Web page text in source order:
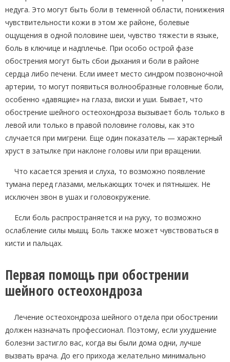
недуга. Это могут быть боли в теменной области, понижения
чувствительности кожи в этом же районе, болевые
ощущения в одной половине шеи, чувство тяжести в языке,
боль в ключице и надплечье. При особо острой фазе
обострения могут быть сбои дыхания и боли в районе
сердца либо печени. Если имеет место синдром позвоночной
артерии, то могут появиться волнообразные головные боли,
особенно «давящие» на глаза, виски и уши. Бывает, что
обострение шейного остеохондроза вызывает боль только в
левой или только в правой половине головы, как это
случается при мигрени. Еще один показатель — характерный
хруст в затылке при наклоне головы или при вращении.
Что касается зрения и слуха, то возможно появление
тумана перед глазами, мелькающих точек и пятнышек. Не
исключен звон в ушах и головокружение.
Если боль распространяется и на руку, то возможно
ослабление силы мышц. Боль также может чувствоваться в
кисти и пальцах.
Первая помощь при обострении
шейного остеохондроза
Лечение остеохондроза шейного отдела при обострении
должен назначать профессионал. Поэтому, если ухудшение
болезни застигло вас, когда вы были дома одни, лучше
вызвать врача. До его прихода желательно минимально